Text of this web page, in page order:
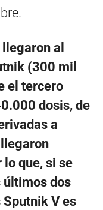
al
(300 mil
el tercero
dosis, de
a
que, si se
últimos dos
V es